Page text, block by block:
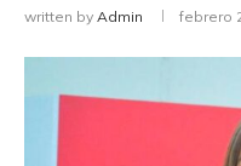
written by Admin febrero